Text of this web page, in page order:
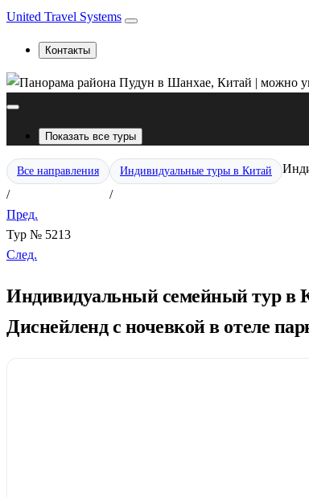
United Travel Systems
Контакты
Показать все туры
Все направления
/
Индивидуальные туры в Китай
/
Пред.
Тур № 5213
След.
Индивидуальный семейный тур в
Диснейленд с ночевкой в отеле